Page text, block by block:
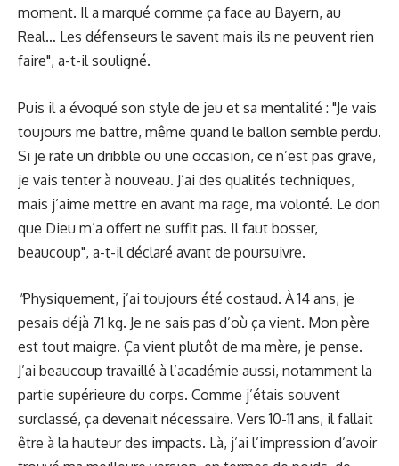
moment. Il a marqué comme ça face au Bayern, au
Real… Les défenseurs le savent mais ils ne peuvent rien
faire", a-t-il souligné.
Puis il a évoqué son style de jeu et sa mentalité : "Je vais
toujours me battre, même quand le ballon semble perdu.
Si je rate un dribble ou une occasion, ce n’est pas grave,
je vais tenter à nouveau. J’ai des qualités techniques,
mais j’aime mettre en avant ma rage, ma volonté. Le don
que Dieu m’a offert ne suffit pas. Il faut bosser,
beaucoup", a-t-il déclaré avant de poursuivre.
"Physiquement, j’ai toujours été costaud. À 14 ans, je
pesais déjà 71 kg. Je ne sais pas d’où ça vient. Mon père
est tout maigre. Ça vient plutôt de ma mère, je pense.
J’ai beaucoup travaillé à l’académie aussi, notamment la
partie supérieure du corps. Comme j’étais souvent
surclassé, ça devenait nécessaire. Vers 10-11 ans, il fallait
être à la hauteur des impacts. Là, j’ai l’impression d’avoir